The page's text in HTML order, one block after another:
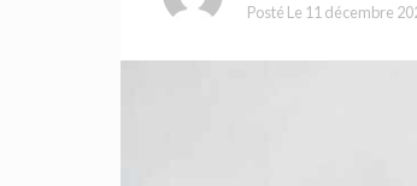
Posté Le 11 décembre